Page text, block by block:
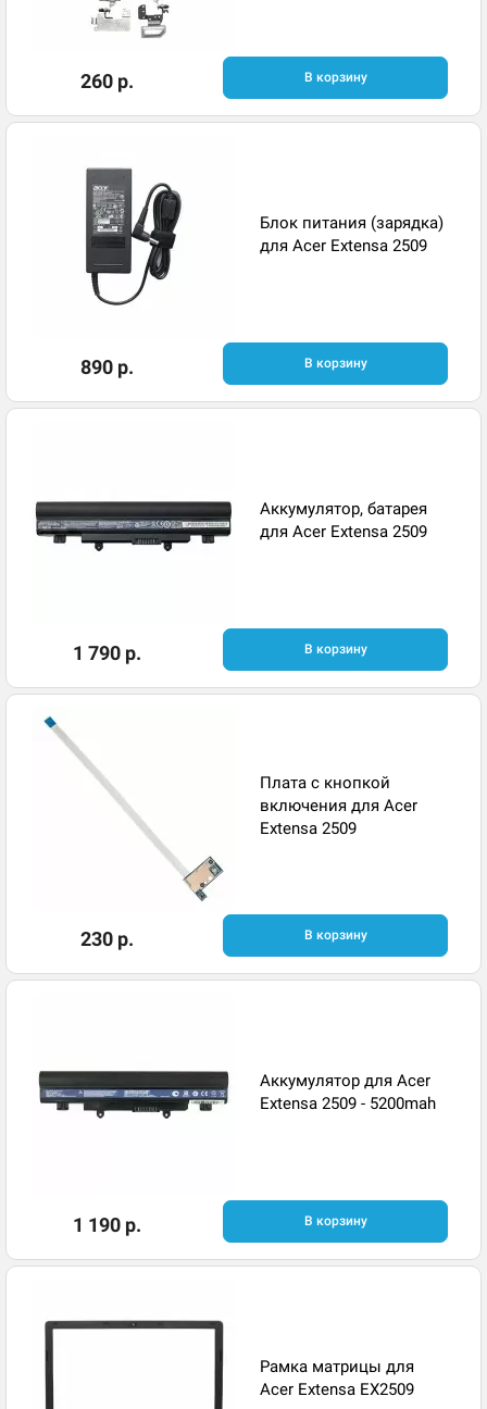
260 р. В корзину
Блок питания (зарядка)
для Acer Extensa 2509
890 р. В корзину
Аккумулятор, батарея
для Acer Extensa 2509
1 790 р. В корзину
Плата с кнопкой
включения для Acer
Extensa 2509
230 р. В корзину
Аккумулятор для Acer
Extensa 2509 - 5200mah
1 190 р. В корзину
Рамка матрицы для
Acer Extensa EX2509